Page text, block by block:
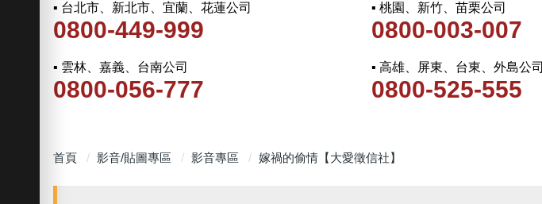
▪ 台北市、新北市、宜蘭、花蓮公司
0800-449-999
▪ 桃園、新竹、苗栗公司
0800-003-007
▪ 雲林、嘉義、台南公司
0800-056-777
▪ 高雄、屏東、台東、外島公司
0800-525-555
首頁 影音/貼圖專區 影音專區 嫁禍的偷情【大愛徵信社】